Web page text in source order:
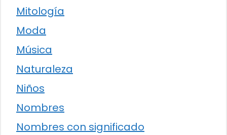
Mitología
Moda
Música
Naturaleza
Niños
Nombres
Nombres con significado